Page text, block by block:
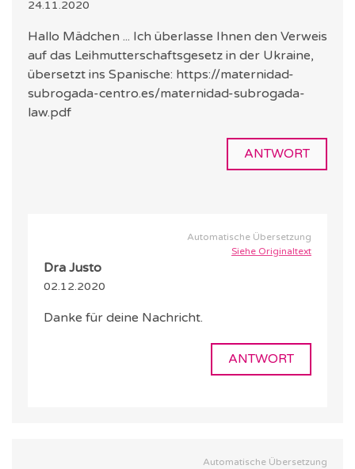
24.11.2020
Hallo Mädchen ... Ich überlasse Ihnen den Verweis
auf das Leihmutterschaftsgesetz in der Ukraine,
übersetzt ins Spanische: https://maternidad-
subrogada-centro.es/maternidad-subrogada-
law.pdf
ANTWORT
Automatische Übersetzung
Siehe Originaltext
Dra Justo
02.12.2020
Danke für deine Nachricht.
ANTWORT
Automatische Übersetzung